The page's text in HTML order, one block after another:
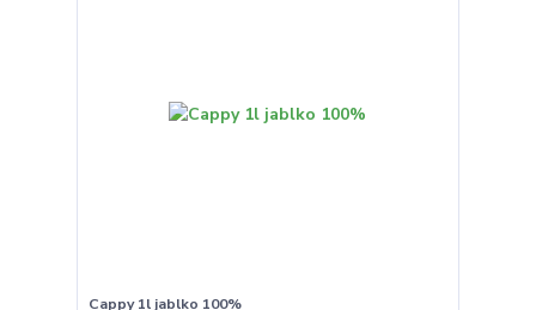
Cappy 1l jablko 100%